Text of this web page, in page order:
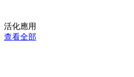
活化應用
查看全部